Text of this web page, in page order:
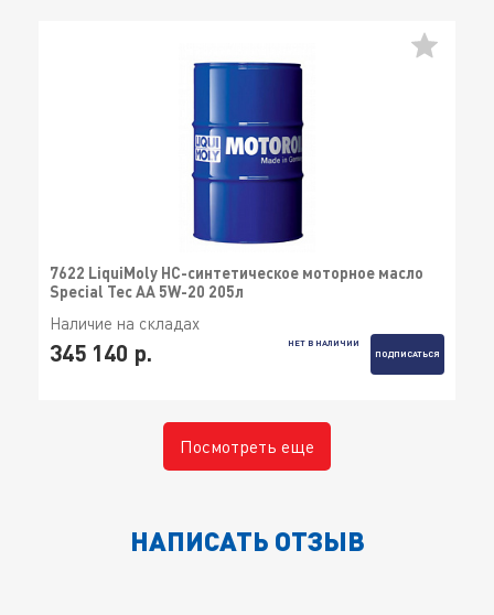
7622 LiquiMoly НС-синтетическое моторное масло
Special Tec AA 5W-20 205л
Наличие на складах
345 140 р.
НЕТ В НАЛИЧИИ
ПОДПИСАТЬСЯ
Посмотреть еще
НАПИСАТЬ ОТЗЫВ